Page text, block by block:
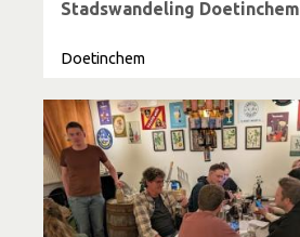
Stadswandeling Doetinchem
Doetinchem